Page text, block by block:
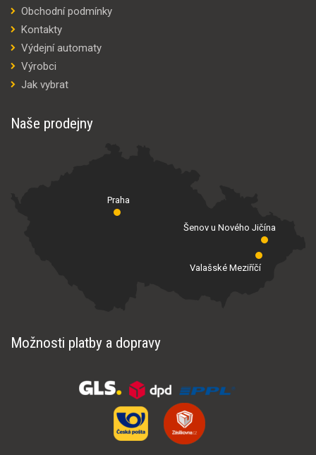
Obchodní podmínky
Kontakty
Výdejní automaty
Výrobci
Jak vybrat
Naše prodejny
Praha
Valašské Meziříčí
Šenov u Nového Jičína
Možnosti platby a dopravy